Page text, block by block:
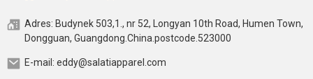
Adres: Budynek 503,1., nr 52, Longyan 10th Road, Humen Town,
Dongguan, Guangdong.China.postcode.523000
E-mail: eddy@salatiapparel.com